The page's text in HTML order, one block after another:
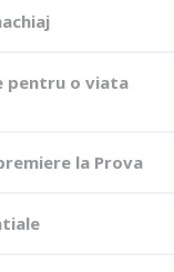
pentru o viata
la Prova